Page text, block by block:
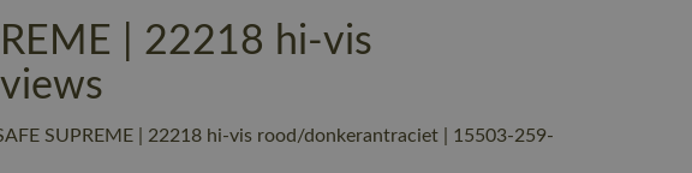
| 22218 hi-vis
SUPREME | 22218 hi-vis rood/donkerantraciet | 15503-259-